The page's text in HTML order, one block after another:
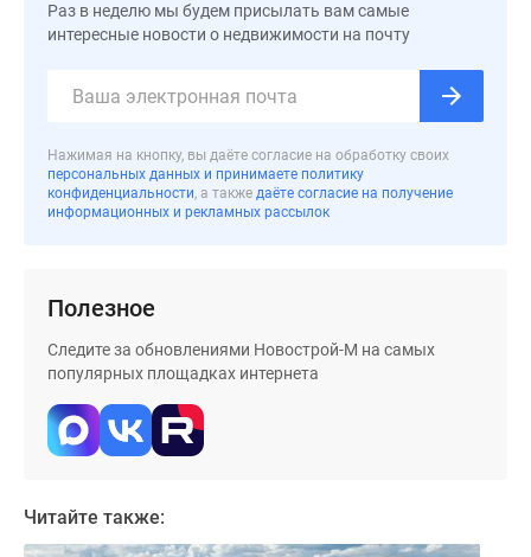
Раз в неделю мы будем присылать вам самые
интересные новости о недвижимости на почту
Нажимая на кнопку, вы даёте согласие на обработку своих
персональных данных и принимаете политику
конфиденциальности, а также даёте согласие на получение
информационных и рекламных рассылок
Полезное
Следите за обновлениями Новострой-М на самых
популярных площадках интернета
Читайте также: